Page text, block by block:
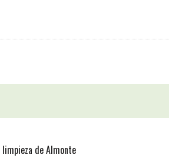
de Almonte